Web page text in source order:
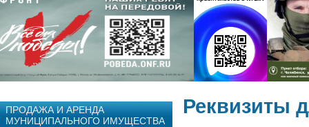
ПРОДАЖА И АРЕНДА
МУНИЦИПАЛЬНОГО ИМУЩЕСТВА
Реквизиты